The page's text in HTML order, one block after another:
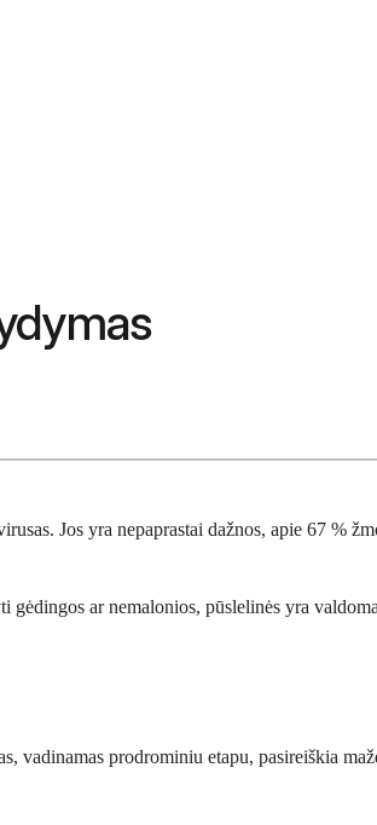
Jos yra nepaprastai dažnos, apie 67 %
ar nemalonios, pūslelinės yra
vadinamas prodrominiu etapu, pasireiškia